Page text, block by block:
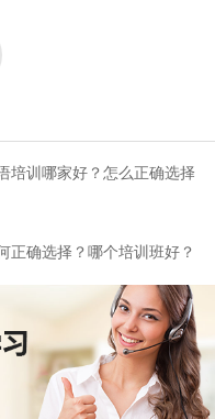
培训哪家好？怎么正确选择
正确选择？哪个培训班好？